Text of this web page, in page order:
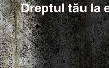
Dreptul tău la